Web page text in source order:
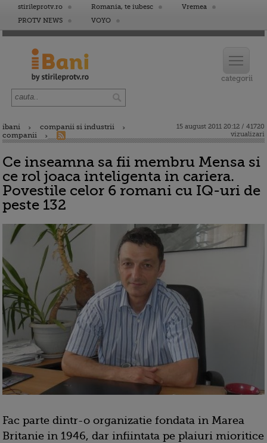
stirileprotv.ro Romania, te iubesc
Vremea
PROTV NEWS
VOYO
ibani
companii si industrii
companii
15 august 2011 20:12 / 41720
vizualizari
Ce inseamna sa fii membru Mensa si
ce rol joaca inteligenta in cariera.
Povestile celor 6 romani cu IQ-uri de
peste 132
Fac parte dintr-o organizatie fondata in Marea
Britanie in 1946, dar infiintata pe plaiuri mioritice